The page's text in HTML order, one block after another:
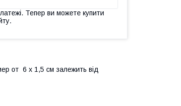
Тепер ви можете купити
от 6 х 1,5 см залежить від